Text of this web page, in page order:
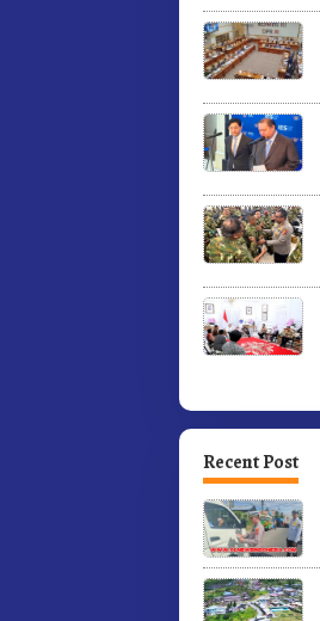
Recent Post